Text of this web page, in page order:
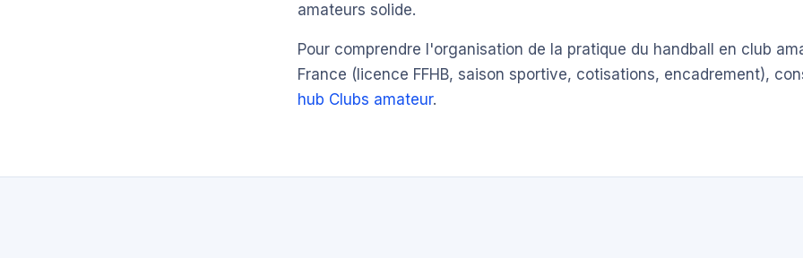
amateurs solide.
Pour comprendre l'organisation de la pratique du handball en club
France (licence FFHB, saison sportive, cotisations, encadrement),
hub Clubs amateur.